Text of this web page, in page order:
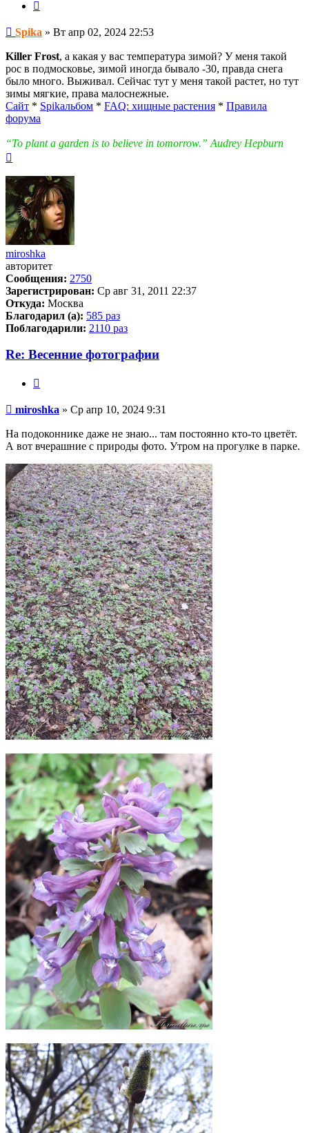
Сообщение
Spika » Вт апр 02, 2024 22:53
Killer Frost, а какая у вас температура зимой? У меня такой
рос в подмосковье, зимой иногда бывало -30, правда снега
было много. Выживал. Сейчас тут у меня такой растет, но тут
зимы мягкие, права малоснежные.
Сайт * Spikальбом * FAQ: хищные растения * Правила
форума
“To plant a garden is to believe in tomorrow.” Audrey Hepburn
началу
miroshka
авторитет
Сообщения: 2750
Зарегистрирован: Ср авг 31, 2011 22:37
Откуда: Москва
Благодарил (а): 585 раз
Поблагодарили: 2110 раз
Re: Весенние фотографии
Сообщение
miroshka » Ср апр 10, 2024 9:31
На подоконнике даже не знаю... там постоянно кто-то цветёт.
А вот вчерашние с природы фото. Утром на прогулке в парке.